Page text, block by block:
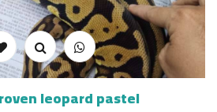
leopard pastel